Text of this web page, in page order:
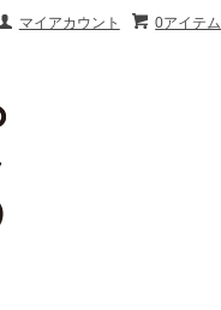
0アイテム
マイアカウント